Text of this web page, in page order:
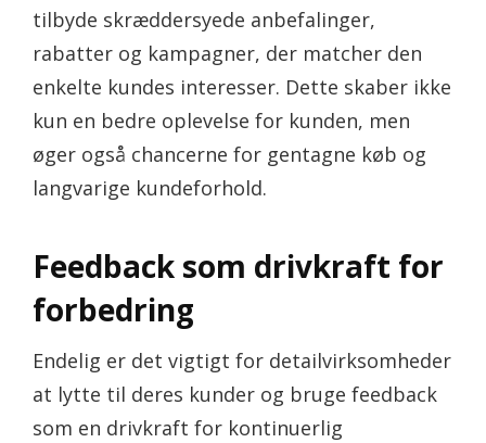
tilbyde skræddersyede anbefalinger,
rabatter og kampagner, der matcher den
enkelte kundes interesser. Dette skaber ikke
kun en bedre oplevelse for kunden, men
øger også chancerne for gentagne køb og
langvarige kundeforhold.
Feedback som drivkraft for
forbedring
Endelig er det vigtigt for detailvirksomheder
at lytte til deres kunder og bruge feedback
som en drivkraft for kontinuerlig